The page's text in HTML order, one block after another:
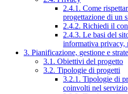
2.4.1. Come
progettazione di un
2.4.2. Richiedi il
2.4.3. Le basi del
informativa privacy,
3. Pianificazione, gestione e
3.1. Obiettivi del progetto
3.2. Tipologie di progetti
3.2.1. Tipologie di
coinvolti nel servizio